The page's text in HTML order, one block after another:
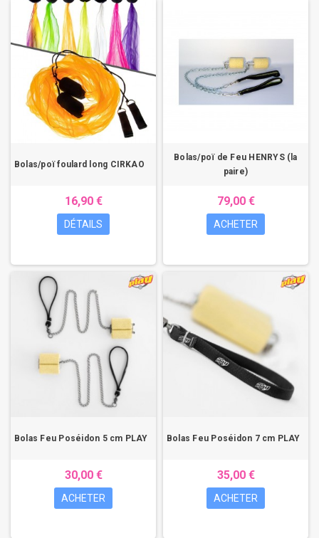
Bolas/poï foulard long CIRKAO
16,90 €
DÉTAILS
Bolas/poï de Feu HENRYS (la
paire)
79,00 €
ACHETER
Bolas Feu Poséidon 5 cm PLAY
30,00 €
ACHETER
Bolas Feu Poséidon 7 cm PLAY
35,00 €
ACHETER